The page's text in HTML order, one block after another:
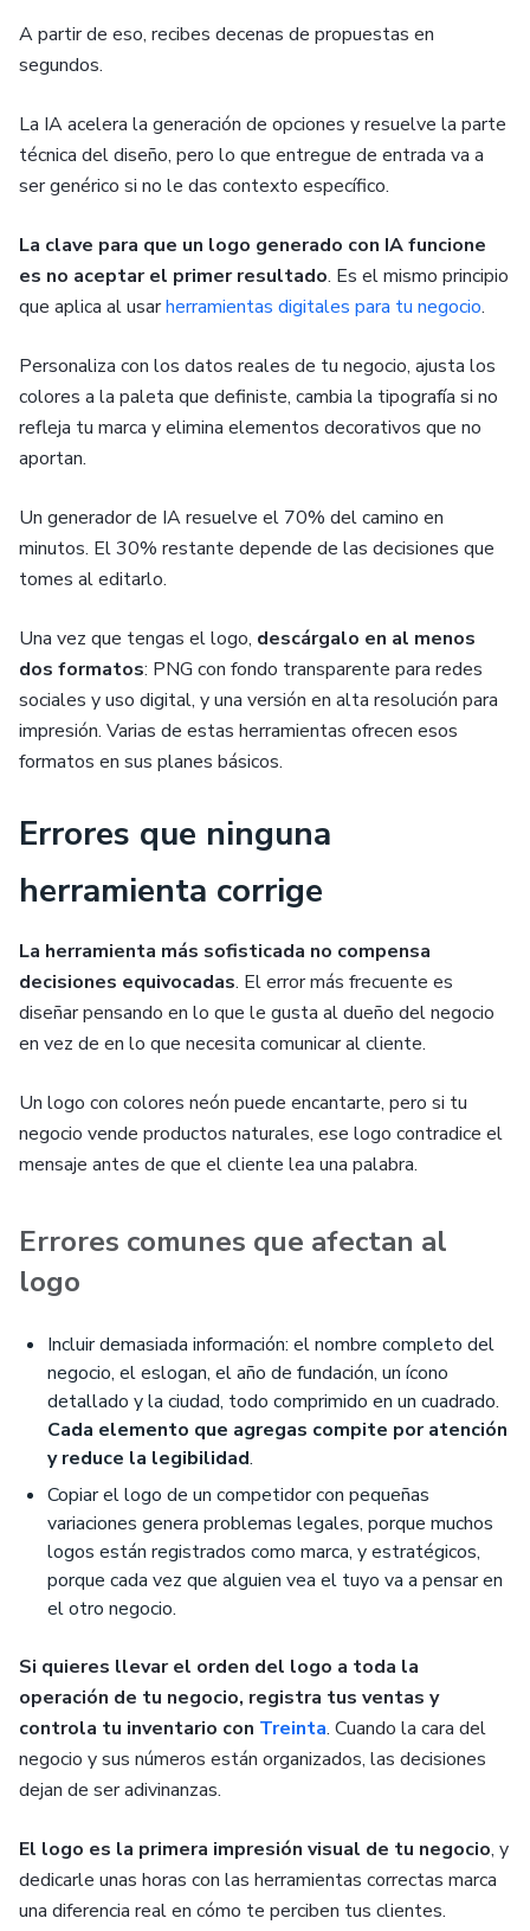
A partir de eso, recibes decenas de propuestas en
segundos.
La IA acelera la generación de opciones y resuelve la parte
técnica del diseño, pero lo que entregue de entrada va a
ser genérico si no le das contexto específico.
La clave para que un logo generado con IA funcione
es no aceptar el primer resultado. Es el mismo principio
que aplica al usarherramientas digitales para tu negocio.
Personaliza con los datos reales de tu negocio, ajusta los
colores a la paleta que definiste, cambia la tipografía si no
refleja tu marca y elimina elementos decorativos que no
aportan.
Un generador de IA resuelve el 70% del camino en
minutos. El 30% restante depende de las decisiones que
tomes al editarlo.
Una vez que tengas el logo, descárgalo en al menos
dos formatos: PNG con fondo transparente para redes
sociales y uso digital, y una versión en alta resolución para
impresión. Varias de estas herramientas ofrecen esos
formatos en sus planes básicos.
Errores que ninguna
herramienta corrige
La herramienta más sofisticada no compensa
decisiones equivocadas. El error más frecuente es
diseñar pensando en lo que le gusta al dueño del negocio
en vez de en lo que necesita comunicar al cliente.
Un logo con colores neón puede encantarte, pero si tu
negocio vende productos naturales, ese logo contradice el
mensaje antes de que el cliente lea una palabra.
Errores comunes que afectan al
logo
Incluir demasiada información: el nombre completo del
negocio, el eslogan, el año de fundación, un ícono
detallado y la ciudad, todo comprimido en un cuadrado.
Cada elemento que agregas compite por atención
y reduce la legibilidad.
Copiar el logo de un competidor con pequeñas
variaciones genera problemas legales, porque muchos
logos están registrados como marca, y estratégicos,
porque cada vez que alguien vea el tuyo va a pensar en
el otro negocio.
Si quieres llevar el orden del logo a toda la
operación de tu negocio, registra tus ventas y
controla tu inventario con Treinta. Cuando la cara del
negocio y sus números están organizados, las decisiones
dejan de ser adivinanzas.
El logo es la primera impresión visual de tu negocio, y
dedicarle unas horas con las herramientas correctas marca
una diferencia real en cómo te perciben tus clientes.